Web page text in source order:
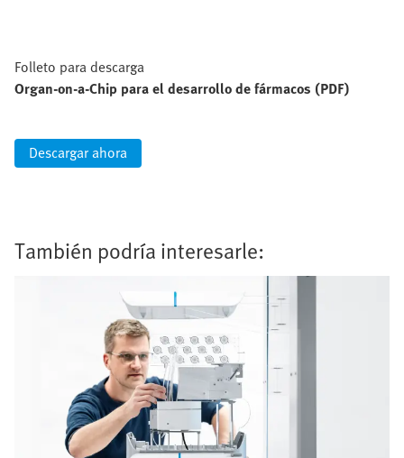
Folleto para descarga
Organ-on-a-Chip para el desarrollo de fármacos (PDF)
Descargar ahora
También podría interesarle: